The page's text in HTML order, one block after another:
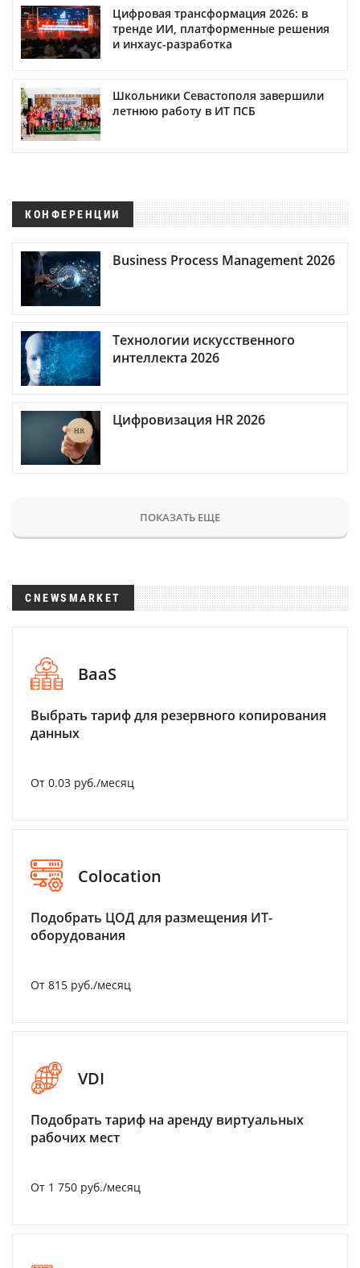
Цифровая трансформация 2026: в
тренде ИИ, платформенные решения
и инхаус-разработка
Школьники Севастополя завершили
летнюю работу в ИТ ПСБ
КОНФЕРЕНЦИИ
Business Process Management 2026
Технологии искусственного
интеллекта 2026
Цифровизация HR 2026
ПОКАЗАТЬ ЕЩЕ
CNEWSMARKET
BaaS
Выбрать тариф для резервного копирования
данных
От 0.03 руб./месяц
Colocation
Подобрать ЦОД для размещения ИТ-
оборудования
От 815 руб./месяц
VDI
Подобрать тариф на аренду виртуальных
рабочих мест
От 1 750 руб./месяц